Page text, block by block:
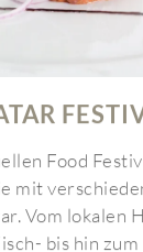
Food
mit
Vom lokalen
bis hin zum